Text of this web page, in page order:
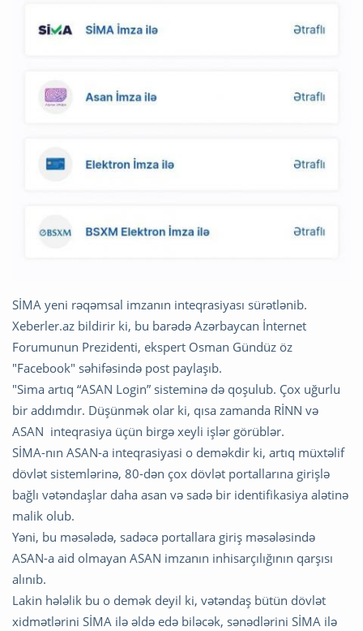
SİMA yeni rəqəmsal imzanın inteqrasiyası sürətlənib.
Xeberler.az bildirir ki, bu barədə Azərbaycan İnternet
Forumunun Prezidenti, ekspert Osman Gündüz öz
"Facebook" səhifəsində post paylaşıb.
"Sima artıq “ASAN Login” sisteminə də qoşulub. Çox uğurlu
bir addımdır. Düşünmək olar ki, qısa zamanda RİNN və
ASAN inteqrasiya üçün birgə xeyli işlər görüblər.
SİMA-nın ASAN-a inteqrasiyasi o deməkdir ki, artıq müxtəlif
dövlət sistemlərinə, 80-dən çox dövlət portallarına girişlə
bağlı vətəndaşlar daha asan və sadə bir identifikasiya alətinə
malik olub.
Yəni, bu məsələdə, sadəcə portallara giriş məsələsində
ASAN-a aid olmayan ASAN imzanın inhisarçılığının qarşısı
alınıb.
Lakin hələlik bu o demək deyil ki, vətəndaş bütün dövlət
xidmətlərini SİMA ilə əldə edə biləcək, sənədlərini SİMA ilə